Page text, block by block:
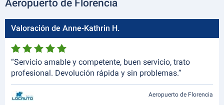
Aeropuerto de Florencia
Valoración de Anne-Kathrin H.
“Servicio amable y competente, buen servicio, trato
profesional. Devolución rápida y sin problemas.”
Aeropuerto de Florencia